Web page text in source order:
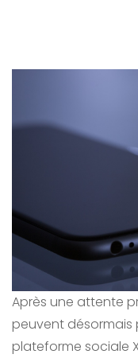
Après une attente
peuvent désormais
plateforme sociale